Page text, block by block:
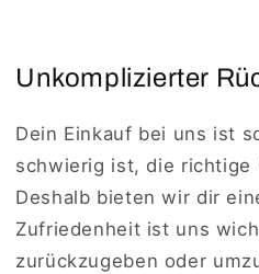
Unkomplizierter
Dein Einkauf bei uns ist
schwierig ist, die richtige
Deshalb bieten wir dir
Zufriedenheit ist uns
zurückzugeben oder